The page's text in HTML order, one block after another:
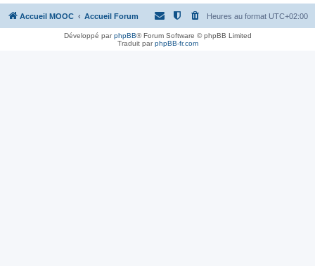
Accueil MOOC Accueil Forum Heures au format UTC+02:00
Développé parphpBB® Forum Software © phpBB Limited
Traduit parphpBB-fr.com